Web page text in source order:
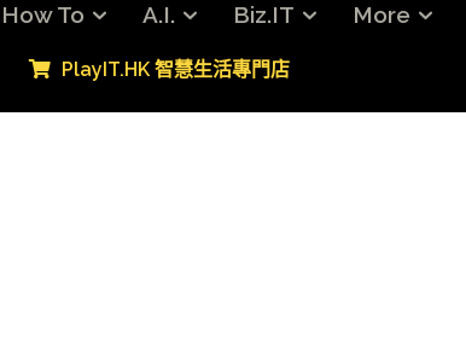
How To A.I. Biz.IT More
PlayIT.HK 智慧生活專門店